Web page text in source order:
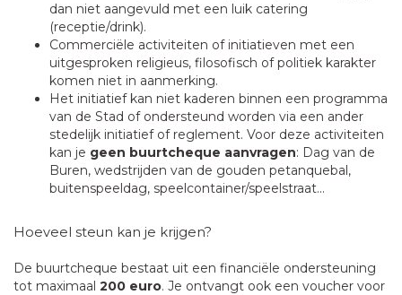
dan niet aangevuld met een luik catering
(receptie/drink).
Commerciële activiteiten of initiatieven met een
uitgesproken religieus, filosofisch of politiek karakter
komen niet in aanmerking.
Het initiatief kan niet kaderen binnen een programma
van de Stad of ondersteund worden via een ander
stedelijk initiatief of reglement. Voor deze activiteiten
kan je geen buurtcheque aanvragen: Dag van de
Buren, wedstrijden van de gouden petanquebal,
buitenspeeldag, speelcontainer/speelstraat...
Hoeveel steun kan je krijgen?
De buurtcheque bestaat uit een financiële ondersteuning
tot maximaal 200 euro. Je ontvangt ook een voucher voor